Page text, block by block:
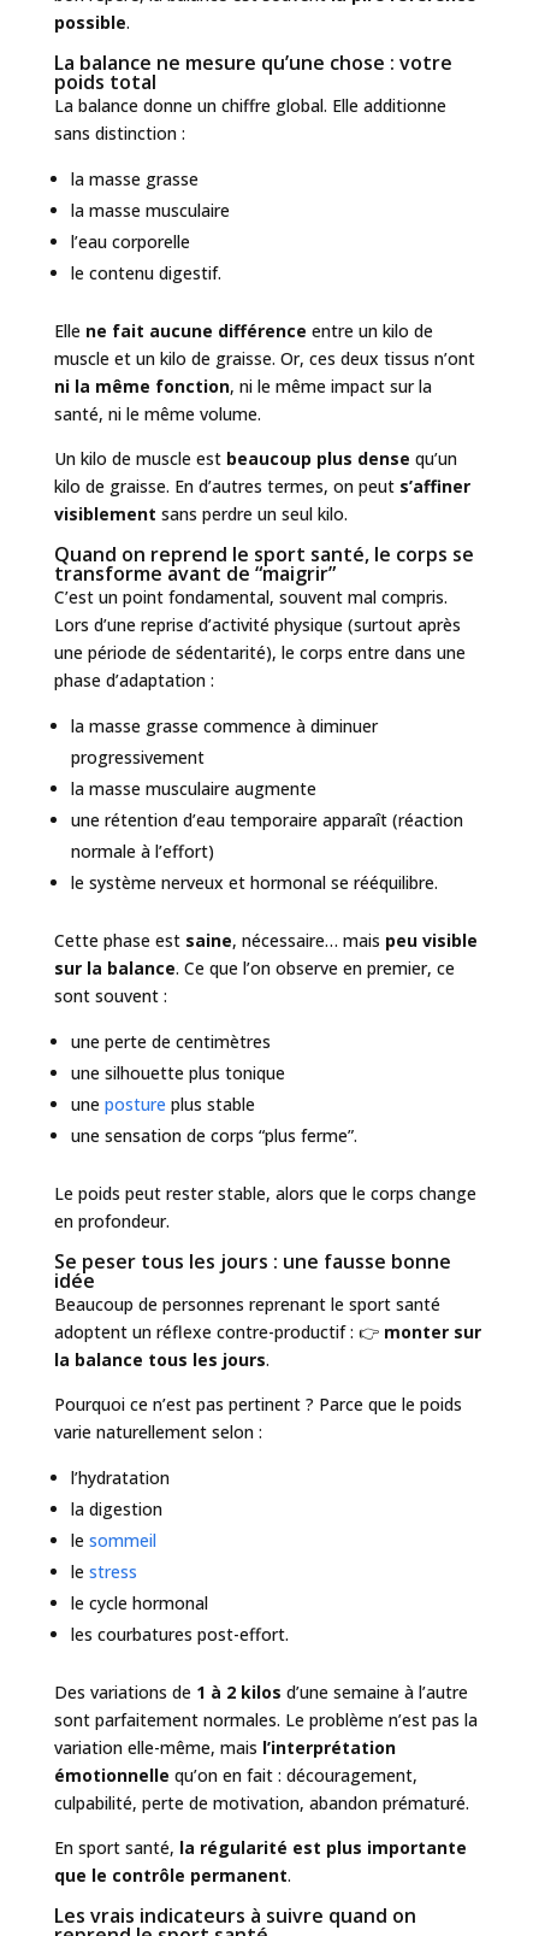
possible.
La balance ne mesure qu’une chose : votre
poids total
La balance donne un chiffre global. Elle additionne
sans distinction :
la masse grasse
la masse musculaire
l’eau corporelle
le contenu digestif.
Elle ne fait aucune différence entre un kilo de
muscle et un kilo de graisse. Or, ces deux tissus n’ont
ni la même fonction, ni le même impact sur la
santé, ni le même volume.
Un kilo de muscle est beaucoup plus dense qu’un
kilo de graisse. En d’autres termes, on peut s’affiner
visiblement sans perdre un seul kilo.
Quand on reprend le sport santé, le corps se
transforme avant de “maigrir”
C’est un point fondamental, souvent mal compris.
Lors d’une reprise d’activité physique (surtout après
une période de sédentarité), le corps entre dans une
phase d’adaptation :
la masse grasse commence à diminuer
progressivement
la masse musculaire augmente
une rétention d’eau temporaire apparaît (réaction
normale à l’effort)
le système nerveux et hormonal se rééquilibre.
Cette phase est saine, nécessaire… mais peu visible
sur la balance. Ce que l’on observe en premier, ce
sont souvent :
une perte de centimètres
une silhouette plus tonique
une posture plus stable
une sensation de corps “plus ferme”.
Le poids peut rester stable, alors que le corps change
en profondeur.
Se peser tous les jours : une fausse bonne
idée
Beaucoup de personnes reprenant le sport santé
adoptent un réflexe contre-productif : 👉 monter sur
la balance tous les jours.
Pourquoi ce n’est pas pertinent ? Parce que le poids
varie naturellement selon :
l’hydratation
la digestion
le sommeil
le stress
le cycle hormonal
les courbatures post-effort.
Des variations de 1 à 2 kilos d’une semaine à l’autre
sont parfaitement normales. Le problème n’est pas la
variation elle-même, mais l’interprétation
émotionnelle qu’on en fait : découragement,
culpabilité, perte de motivation, abandon prématuré.
En sport santé, la régularité est plus importante
que le contrôle permanent.
Les vrais indicateurs à suivre quand on